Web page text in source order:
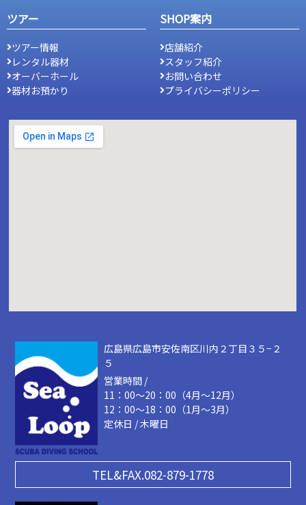
ツアー
ツアー情報
レンタル器材
オーバーホール
器材お預かり
SHOP案内
店舗紹介
スタッフ紹介
お問い合わせ
プライバシーポリシー
広島県広島市安佐南区川内２丁目３５−２
５
営業時間 /
11：00～20：00（4月～12月）
12：00～18：00（1月～3月）
定休日 / 木曜日
TEL&FAX.082-879-1778